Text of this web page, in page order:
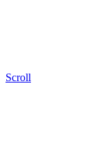
Scroll